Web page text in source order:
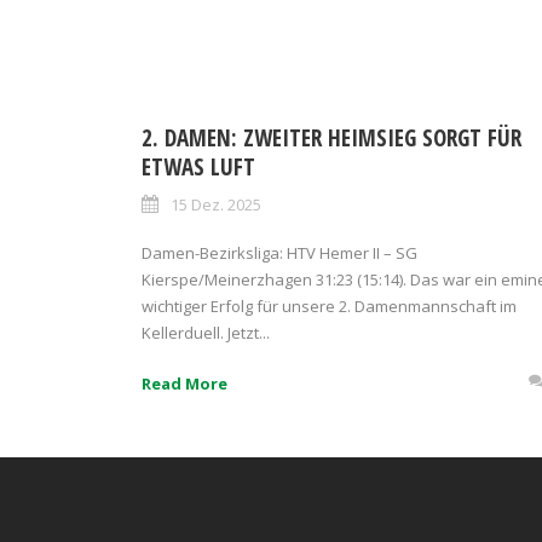
2. DAMEN: ZWEITER HEIMSIEG SORGT FÜR
ETWAS LUFT
15 Dez. 2025
Damen-Bezirksliga: HTV Hemer II – SG
Kierspe/Meinerzhagen 31:23 (15:14). Das war ein
wichtiger Erfolg für unsere 2. Damenmannschaft im
Kellerduell. Jetzt...
Read More